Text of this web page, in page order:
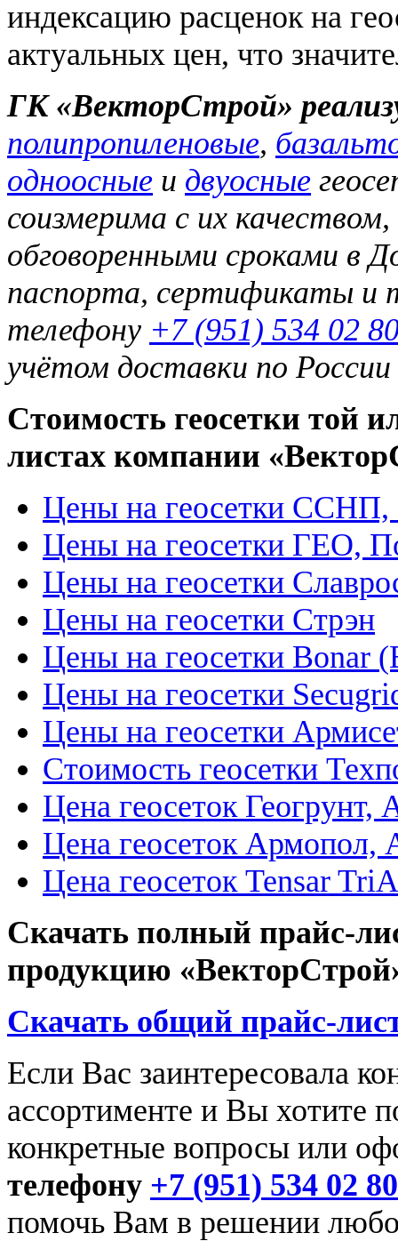
индексацию расценок на
актуальных цен, что
ГК «ВекторСтрой»
полипропиленовые,
одноосные и двуосные
соизмерима с их
обговоренными сроками в
паспорта, сертификаты и
телефону +7 (951) 534 02
учётом доставки по
Стоимость геосетки той
листах компании
Цены на геосетки
Цены на геосетки ГЕО,
Цены на геосетки
Цены на геосетки Стрэн
Цены на геосетки Bonar
Цены на геосетки
Цены на геосетки
Стоимость геосетки
Цена геосеток
Цена геосеток Армопол,
Цена геосеток Tensar
Скачать полный прайс-
продукцию
Скачать общий прайс-
Если Вас заинтересовала
ассортименте и Вы хотите
конкретные вопросы или
телефону +7 (951) 534 02 80
помочь Вам в решении